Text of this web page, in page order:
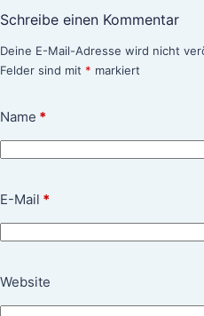
Schreibe einen Kommentar
Deine E-Mail-Adresse wird nicht
Felder sind mit * markiert
Name *
E-Mail *
Website